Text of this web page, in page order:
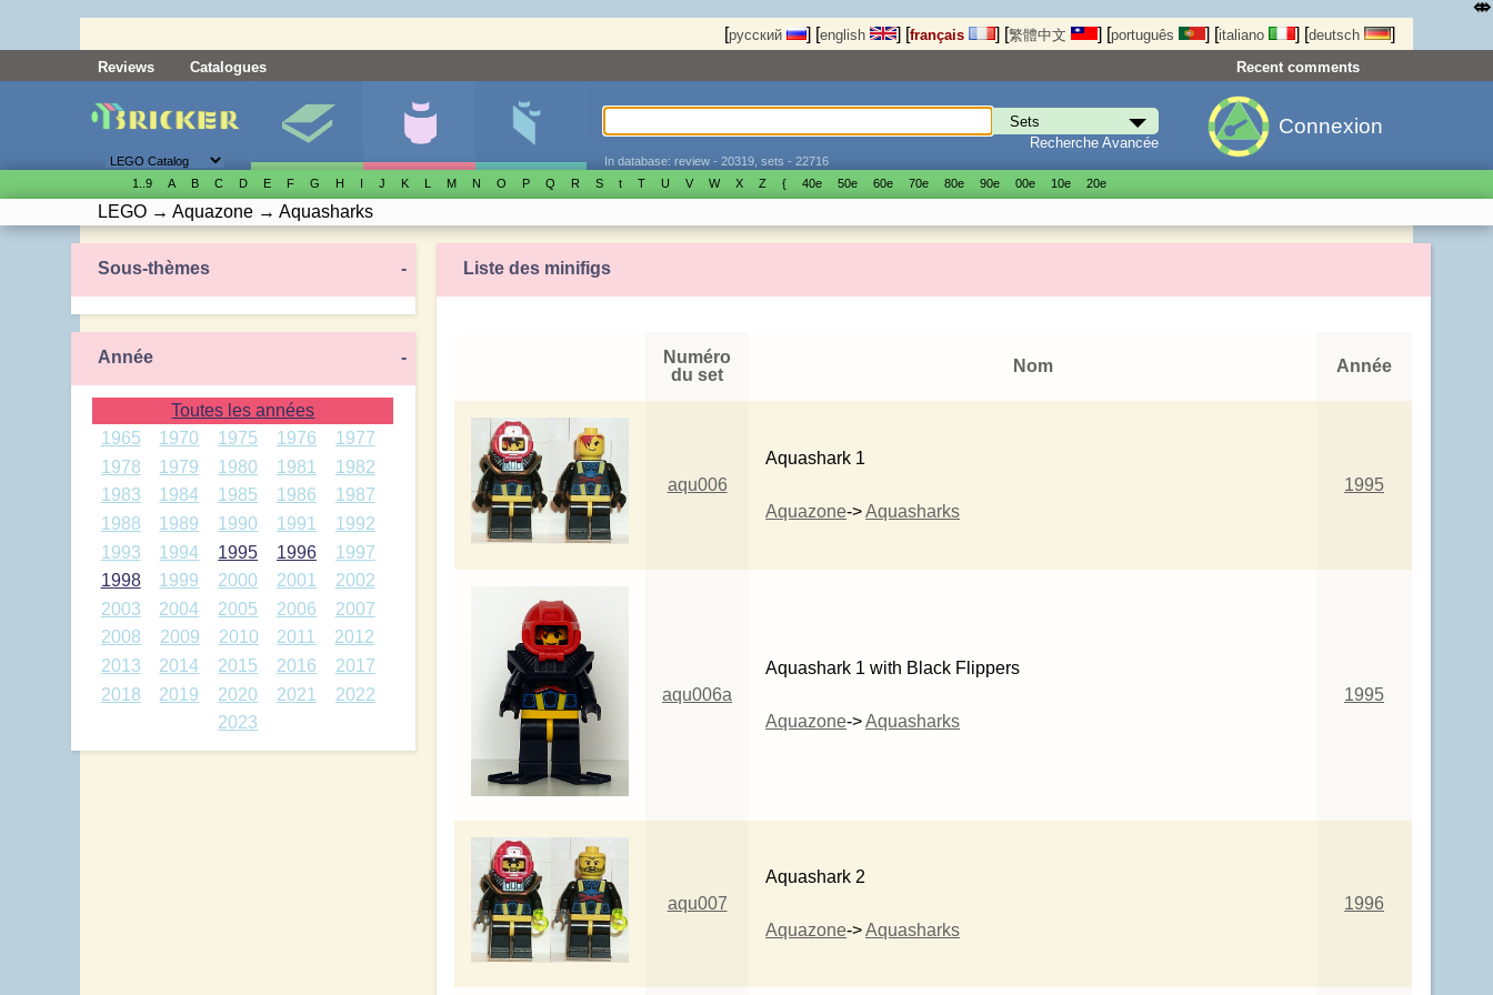
[русский ] [english ] [français ] [繁體中文 ] [português ] [italiano ] [deutsch ]
Reviews Catalogues Recent comments
Recherche Avancée
In database: review - 20319, sets - 22716
Connexion
1..9 A B C D E F G H I J K L M N O P Q R S t T U V W X Z { 40е 50е 60е 70е 80е 90е 00е 10е 20е
LEGO → Aquazone → Aquasharks
Sous-thèmes -
Année -
Toutes les années
1965
1970 1975 1976
1977
1978
1979 1980 1981
1982
1983
1984 1985 1986
1987
1988
1989 1990 1991
1992
1993
1994 1995 1996
1997
1998
1999 2000 2001
2002
2003
2004 2005 2006
2007
2008
2009 2010 2011
2012
2013
2014 2015 2016
2017
2018
2019 2020 2021
2022
2023
Liste des minifigs
Numéro
du set
Nom Année
aqu006
Aquashark 1
Aquazone->Aquasharks
1995
aqu006a
Aquashark 1 with Black Flippers
Aquazone->Aquasharks
1995
aqu007
Aquashark 2
Aquazone->Aquasharks
1996
⤄